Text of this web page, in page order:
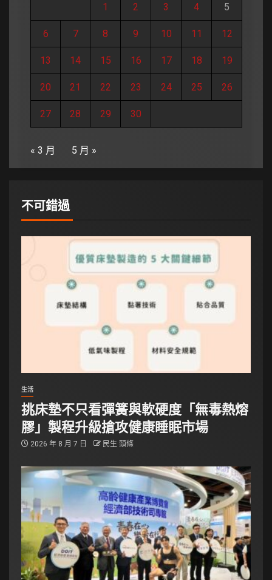
1 2 3 4 5
6 7 8 9 10 11 12
13 14 15 16 17 18 19
20 21 22 23 24 25 26
27 28 29 30
« 3 月 5 月 »
不可錯過
生活
挑床墊不只看彈簧與軟硬度「無毒熱熔
膠」製程升級搶攻健康睡眠市場
2026 年 8 月 7 日 民生 頭條